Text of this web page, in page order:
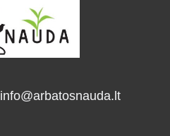
info@arbatosnauda.lt